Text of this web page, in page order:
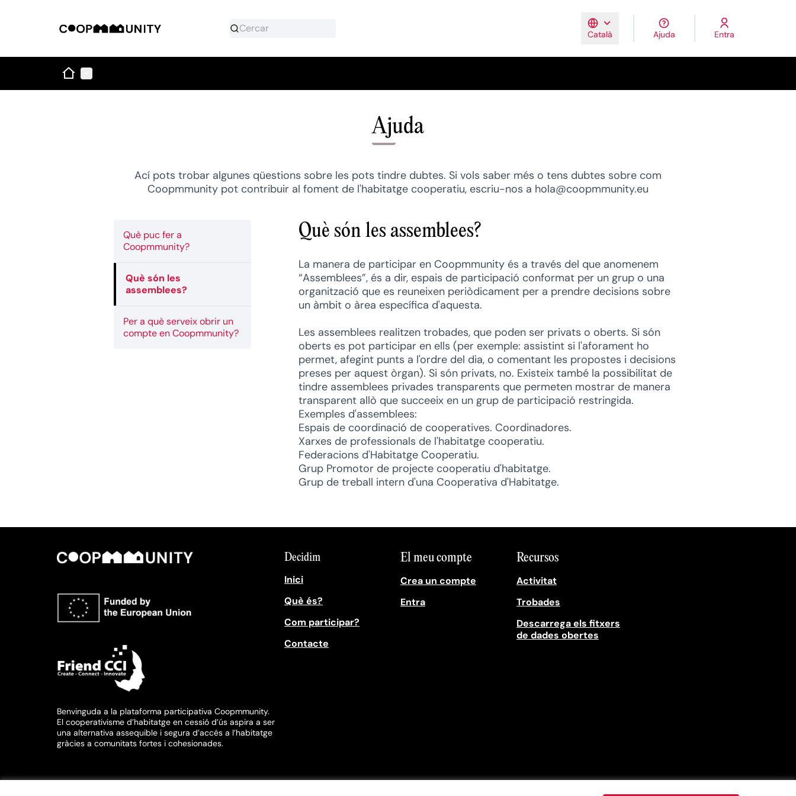
Català
Elegir el idiomaTriar la llenguaEscolher idioma
Ajuda Entra
Inici Menú principal
Ajuda
Ací pots trobar algunes qüestions sobre les pots tindre dubtes. Si vols saber més o tens dubtes sobre com
Coopmmunity pot contribuir al foment de l'habitatge cooperatiu, escriu-nos a hola@coopmmunity.eu
Què puc fer a
Coopmmunity?
Què són les
assemblees?
Per a què serveix obrir un
compte en Coopmmunity?
Què són les assemblees?
La manera de participar en Coopmmunity és a través del que anomenem
“Assemblees”, és a dir, espais de participació conformat per un grup o una
organització que es reuneixen periòdicament per a prendre decisions sobre
un àmbit o àrea específica d'aquesta.
Les assemblees realitzen trobades, que poden ser privats o oberts. Si són
oberts es pot participar en ells (per exemple: assistint si l'aforament ho
permet, afegint punts a l'ordre del dia, o comentant les propostes i decisions
preses per aquest òrgan). Si són privats, no. Existeix també la possibilitat de
tindre assemblees privades transparents que permeten mostrar de manera
transparent allò que succeeix en un grup de participació restringida.
Exemples d'assemblees:
Espais de coordinació de cooperatives. Coordinadores.
Xarxes de professionals de l'habitatge cooperatiu.
Federacions d'Habitatge Cooperatiu.
Grup Promotor de projecte cooperatiu d'habitatge.
Grup de treball intern d'una Cooperativa d'Habitatge.
Benvinguda a la plataforma participativa Coopmmunity.
El cooperativisme d’habitatge en cessió d’ús aspira a ser
una alternativa assequible i segura d’accés a l’habitatge
gràcies a comunitats fortes i cohesionades.
Decidim
Inici
Què és?
Com participar?
Contacte
El meu compte
Crea un compte
Entra
Recursos
Activitat
Trobades
Descarrega els fitxers
de dades obertes